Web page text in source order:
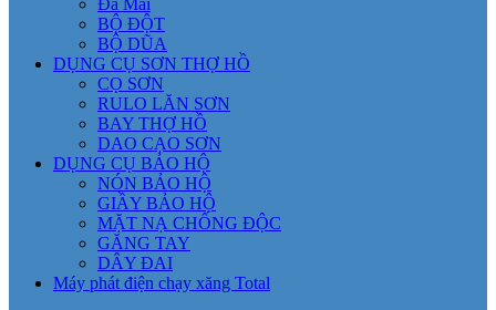
Đá Mài
BỘ ĐỘT
BỘ DŨA
DỤNG CỤ SƠN THỢ HỒ
CỌ SƠN
RULO LĂN SƠN
BAY THỢ HỒ
DAO CẠO SƠN
DỤNG CỤ BẢO HỘ
NÓN BẢO HỘ
GIẦY BẢO HỘ
MẶT NẠ CHỐNG ĐỘC
GĂNG TAY
DÂY ĐAI
Máy phát điện chạy xăng Total